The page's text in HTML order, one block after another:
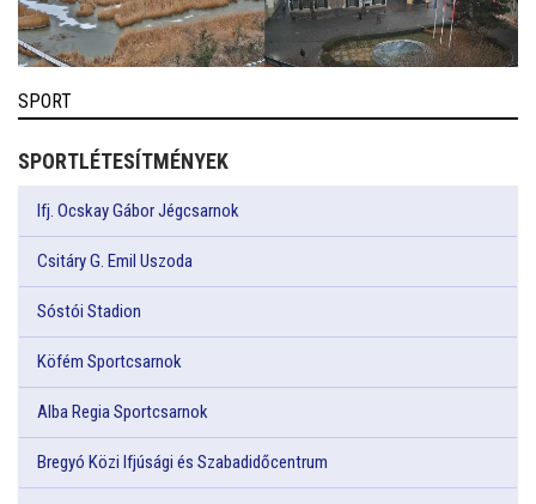
SPORT
SPORTLÉTESÍTMÉNYEK
Ifj. Ocskay Gábor Jégcsarnok
Csitáry G. Emil Uszoda
Sóstói Stadion
Köfém Sportcsarnok
Alba Regia Sportcsarnok
Bregyó Közi Ifjúsági és Szabadidőcentrum